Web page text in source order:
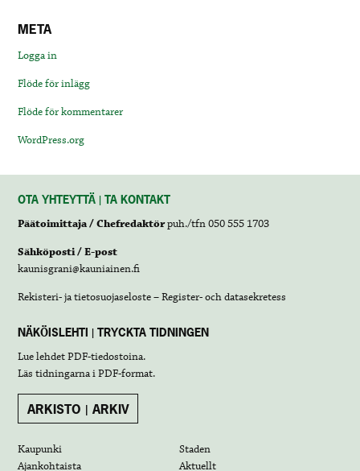
META
Logga in
Flöde för inlägg
Flöde för kommentarer
WordPress.org
OTA YHTEYTTÄ | TA KONTAKT
Päätoimittaja / Chefredaktörpuh./tfn 050 555 1703
Sähköposti / E-post
kaunisgrani@kauniainen.fi
Rekisteri- ja tietosuojaseloste – Register- och datasekretess
NÄKÖISLEHTI | TRYCKTA TIDNINGEN
Lue lehdetPDF-tiedostoina.
Läs tidningarna iPDF-format.
ARKISTO | ARKIV
Kaupunki
Staden
Ajankohtaista
Aktuellt